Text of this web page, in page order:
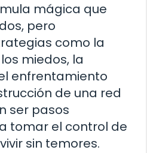
mágica que
pero
como la
miedos, la
enfrentamiento
de una red
ser pasos
tomar el control de
sin temores.